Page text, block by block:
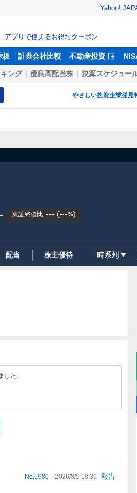
Yahoo!
アプリで使えるお得なクーポン
板 証券会社比較 不動産投資
ング 優良高配当株 決算スケジュー
やさしい投資企業発見
東証終値比 --- (---%)
配当 株主優待 時系列
た。
No. 6980 2026/8/5 18:36 報告